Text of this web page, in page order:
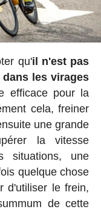
qu'il n'est pas
les virages
efficace pour la
cela, freiner
une grande
la vitesse
situations, une
quelque chose
d'utiliser le frein,
de cette